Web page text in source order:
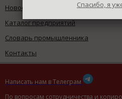
Новости промышленности
Каталог предприятий
Словарь промышленника
Контакты
Написать нам в Телеграм
По вопросам сотрудничества и
Спасибо, я